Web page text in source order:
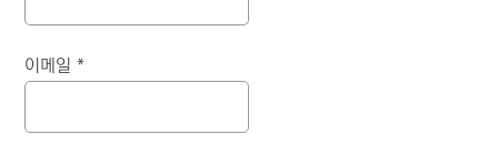
이메일*